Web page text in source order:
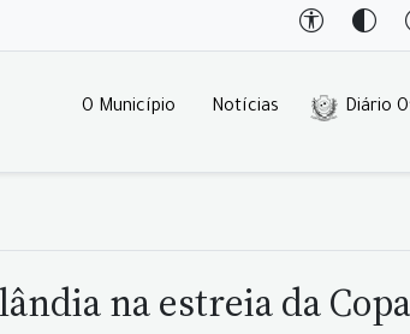
O Município Notícias Diário
na estreia da